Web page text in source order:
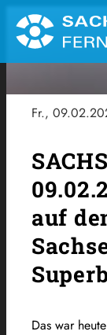
Fr.,
auf
Das war